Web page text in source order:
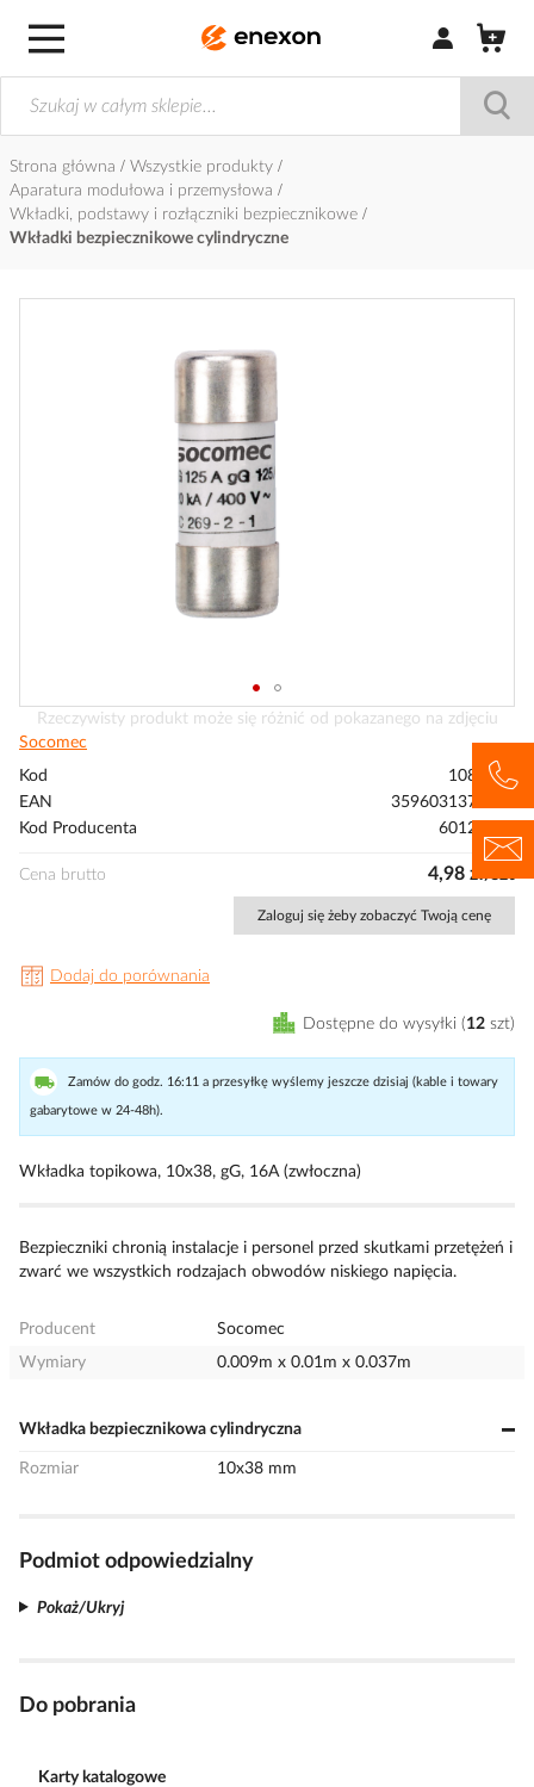
Zaloguj się /
Strona główna
Wszystkie produkty
Aparatura modułowa i przemysłowa
Wkładki, podstawy i rozłączniki bezpiecznikowe
Wkładki bezpiecznikowe cylindryczne
Przejdź
na
początek
Rzeczywisty produkt może się różnić od pokazanego na zdjęciu
Socomec
Kod
1088213
EAN
3596031377145
Kod Producenta
60120016
Cena brutto 4,98 zł/szt
Zaloguj się żeby zobaczyć Twoją cenę
Dodaj do porównania
Dostępne do wysyłki 12 szt
Zamów do godz. 16:11 a przesyłkę wyślemy jeszcze dzisiaj (kable i towary
gabarytowe w 24-48h).
Wkładka topikowa, 10x38, gG, 16A (zwłoczna)
Bezpieczniki chronią instalacje i personel przed skutkami przetężeń i
zwarć we wszystkich rodzajach obwodów niskiego napięcia.
Producent
Socomec
Wymiary
0.009m x 0.01m x 0.037m
Wkładka bezpiecznikowa cylindryczna
Rozmiar 10x38 mm
Podmiot odpowiedzialny
Pokaż/Ukryj
Do pobrania
Karty katalogowe